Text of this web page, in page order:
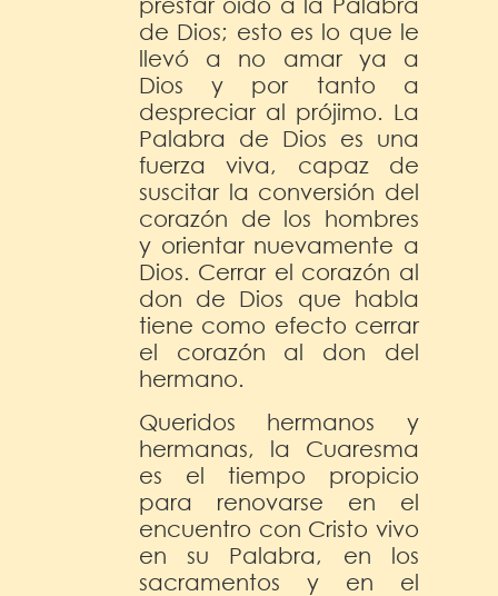
de Dios; esto es lo que le
llevó a no amar ya a
Dios y por tanto a
despreciar al prójimo. La
Palabra de Dios es una
fuerza viva, capaz de
suscitar la conversión del
corazón de los hombres
y orientar nuevamente a
Dios. Cerrar el corazón al
don de Dios que habla
tiene como efecto cerrar
el corazón al don del
hermano.
Queridos hermanos y
hermanas, la Cuaresma
es el tiempo propicio
para renovarse en el
encuentro con Cristo vivo
en su Palabra, en los
sacramentos y en el